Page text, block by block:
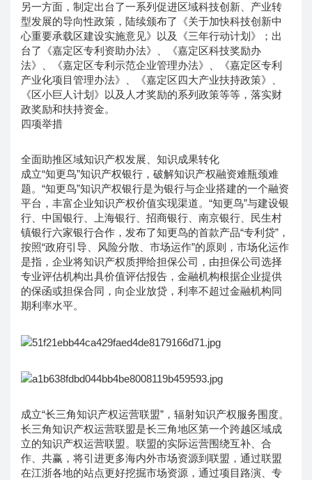
另一方面，制定出台了一系列促进区域科技创新、产业转
型发展的导向性政策，陆续颁布了《关于加快科技创新中
心重要承载区建设实施意见》以及《三年行动计划》；出
台了《嘉定区专利资助办法》、《嘉定区科技奖励办
法》、《嘉定区专利示范企业管理办法》、《嘉定区专利
产业化项目管理办法》、《嘉定区四大产业扶持政策》、
《区小巨人计划》以及人才奖励的系列政策等等，落实财
政奖励和扶持资金。
四项举措
全面助推区域知识产权发展、知识成果转化
成立“知更鸟”知识产权银行，破解知识产权融资难瓶颈难
题。“知更鸟”知识产权银行是为银行与企业搭建的一个融资
平台，丰富企业知识产权价值实现渠道。“知更鸟”与建设银
行、中国银行、上海银行、招商银行、南京银行、民生村
镇银行六家银行合作，发布了知更鸟的首款产品“专利贷”，
按照“政府引导、风险分散、市场运作”的原则，市场化运作
是指，企业将知识产权质押给担保公司，由担保公司选择
专业评估机构出具价值评估报告，金融机构根据企业提供
的保函或担保合同，向企业放贷，利率不超过金融机构同
期利率水平。
成立“长三角知识产权运营联盟”，辐射知识产权服务围度。
长三角知识产权运营联盟是长三角地区第一个跨越区域成
立的知识产权运营联盟。联盟的实际运营围绕互补、合
作、共赢，将引进更多海内外市场资源到联盟，通过联盟
在江浙各地的站点更好挖掘市场资源，通过项目路演、专